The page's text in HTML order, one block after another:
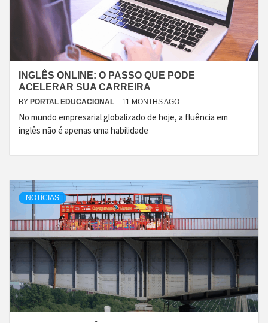
INGLÊS ONLINE: O PASSO QUE PODE
ACELERAR SUA CARREIRA
BY PORTAL EDUCACIONAL 11 MONTHS AGO
No mundo empresarial globalizado de hoje, a fluência em
inglês não é apenas uma habilidade
NOTÍCIAS